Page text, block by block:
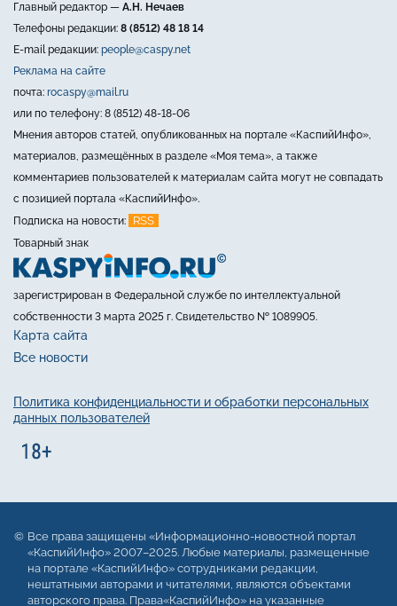
Главный редактор — А.Н. Нечаев
Телефоны редакции: 8 (8512) 48 18 14
E-mail редакции: people@caspy.net
Реклама на сайте
почта: rocaspy@mail.ru
или по телефону: 8 (8512) 48-18-06
Мнения авторов статей, опубликованных на портале «КаспийИнфо»,
материалов, размещённых в разделе «Моя тема», а также
комментариев пользователей к материалам сайта могут не совпадать
с позицией портала «КаспийИнфо».
Подписка на новости:
RSS
Товарный знак
зарегистрирован в Федеральной службе по интеллектуальной
собственности 3 марта 2025 г. Свидетельство № 1089905.
Карта сайта
Все новости
Политика конфиденциальности и обработки персональных
данных пользователей
Все права защищены «Информационно-новостной портал
«КаспийИнфо» 2007–2025. Любые материалы, размещенные
на портале «КаспийИнфо» сотрудниками редакции,
нештатными авторами и читателями, являются объектами
авторского права. Права«КаспийИнфо» на указанные